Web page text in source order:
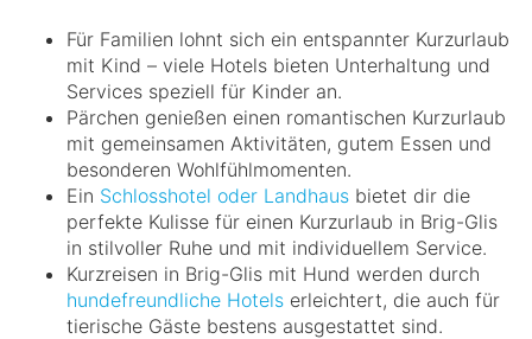
Für Familien lohnt sich ein entspannter Kurzurlaub
mit Kind – viele Hotels bieten Unterhaltung und
Services speziell für Kinder an.
Pärchen genießen einen romantischen Kurzurlaub
mit gemeinsamen Aktivitäten, gutem Essen und
besonderen Wohlfühlmomenten.
Ein Schlosshotel oder Landhaus bietet dir die
perfekte Kulisse für einen Kurzurlaub in Brig-Glis
in stilvoller Ruhe und mit individuellem Service.
Kurzreisen in Brig-Glis mit Hund werden durch
hundefreundliche Hotels erleichtert, die auch für
tierische Gäste bestens ausgestattet sind.